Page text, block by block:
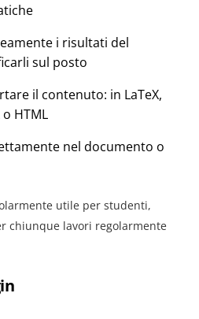
i risultati del
sul posto
il contenuto: in LaTeX,
HTML
nel documento o
utile per studenti,
chiunque lavori regolarmente